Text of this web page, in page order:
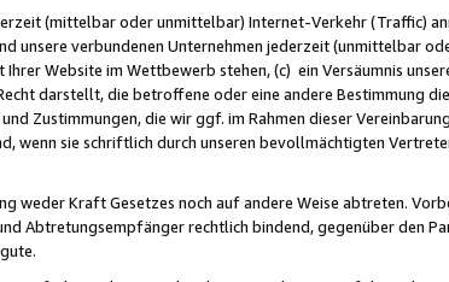
(mittelbar oder unmittelbar) Internet-Verkehr (Traffic)
unsere verbundenen Unternehmen jederzeit (unmittelbar
Website im Wettbewerb stehen, (c) ein Versäumnis
darstellt, die betroffene oder eine andere Bestimmung
Zustimmungen, die wir ggf. im Rahmen dieser
wenn sie schriftlich durch unseren bevollmächtigten
weder Kraft Gesetzes noch auf andere Weise abtreten.
Abtretungsempfänger rechtlich bindend, gegenüber den